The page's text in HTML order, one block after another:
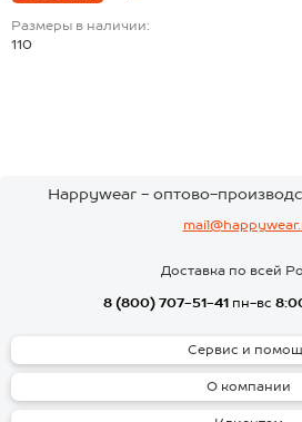
Размеры в наличии:
110
Happywear - оптово-
Доставка по всей
8 (800) 707-51-41 пн-вс
Сервис и
О компании